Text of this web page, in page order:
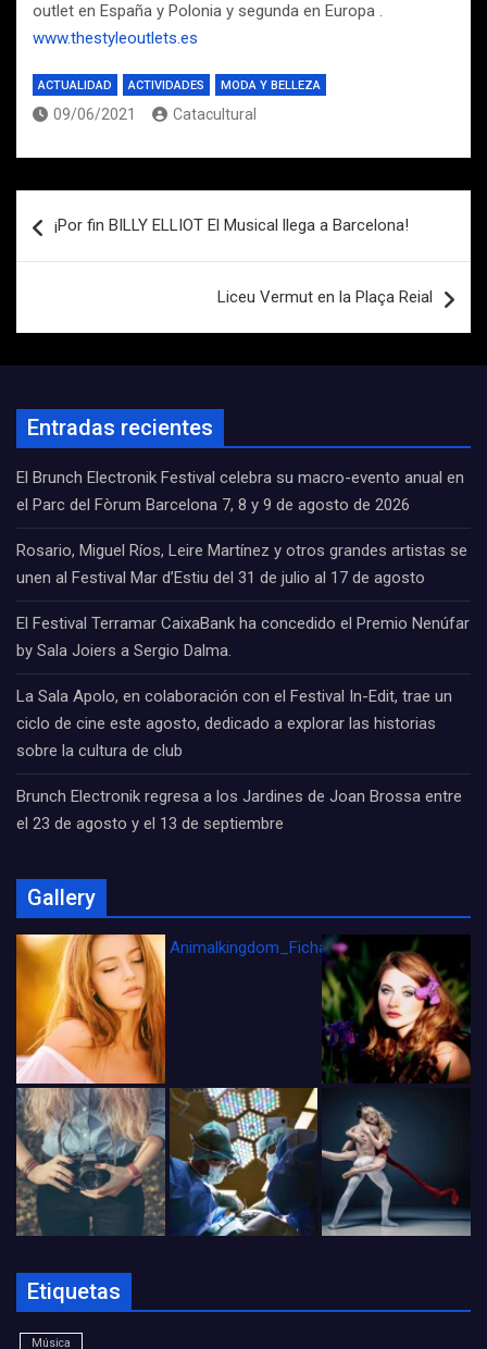
outlet en España y Polonia y segunda en Europa .
www.thestyleoutlets.es
ACTUALIDAD ACTIVIDADES MODA Y BELLEZA
09/06/2021 Catacultural
de
¡Por fin BILLY ELLIOT El Musical llega a Barcelona!
Liceu Vermut en la Plaça Reial
Entradas recientes
El Brunch Electronik Festival celebra su macro-evento anual en
el Parc del Fòrum Barcelona 7, 8 y 9 de agosto de 2026
Rosario, Miguel Ríos, Leire Martínez y otros grandes artistas se
unen al Festival Mar d’Estiu del 31 de julio al 17 de agosto
El Festival Terramar CaixaBank ha concedido el Premio Nenúfar
by Sala Joiers a Sergio Dalma.
La Sala Apolo, en colaboración con el Festival In-Edit, trae un
ciclo de cine este agosto, dedicado a explorar las historias
sobre la cultura de club
Brunch Electronik regresa a los Jardines de Joan Brossa entre
el 23 de agosto y el 13 de septiembre
Gallery
Animalkingdom_FichaCine
Etiquetas
Música